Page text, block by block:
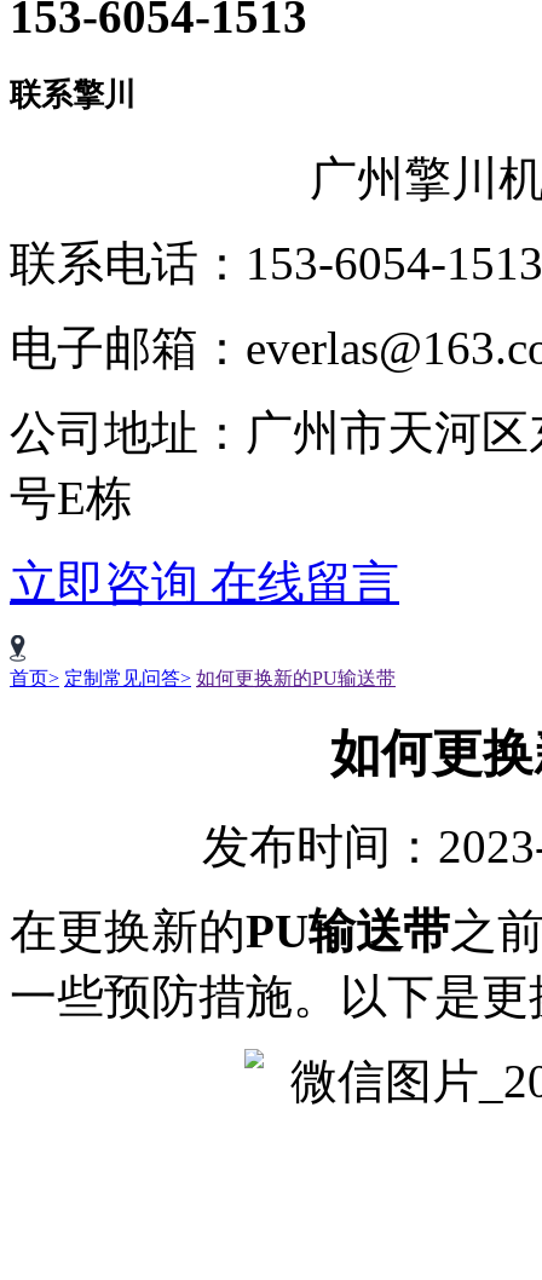
153-6054-1513
联系擎川
广州擎川
联系电话：153-6054-1513
电子邮箱：
公司地址：广州市天河
号E栋
立即咨询 在线留言
首页> 定制常见问答> 如何更换新的PU输送带
如何更
发布时间：
在更换新的PU输送带之
一些预防措施。以下是